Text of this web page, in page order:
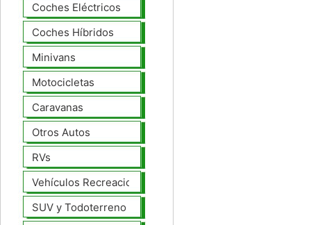
Coches Eléctricos
Coches Híbridos
Minivans
Motocicletas
Caravanas
Otros Autos
RVs
Vehículos Recreacionales
SUV y Todoterreno